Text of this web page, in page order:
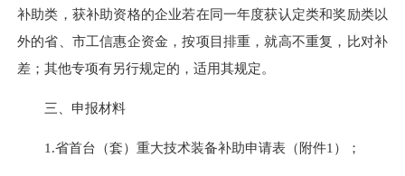
补助类，获补助资格的企业若在同一年度获认定类和奖励类以
外的省、市工信惠企资金，按项目排重，就高不重复，比对补
差；其他专项有另行规定的，适用其规定。
三、申报材料
1.省首台（套）重大技术装备补助申请表（附件1）；